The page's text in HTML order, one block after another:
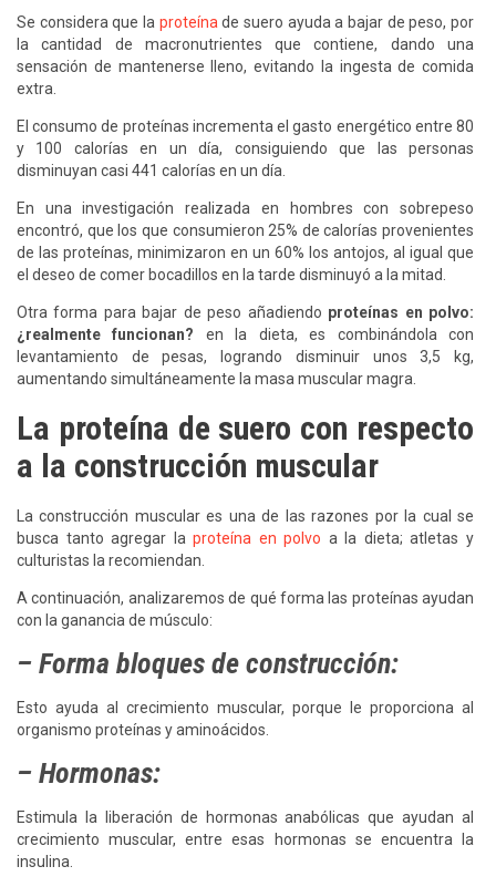
Se considera que la proteína de suero ayuda a bajar de peso, por
la cantidad de macronutrientes que contiene, dando una
sensación de mantenerse lleno, evitando la ingesta de comida
extra.
El consumo de proteínas incrementa el gasto energético entre 80
y 100 calorías en un día, consiguiendo que las personas
disminuyan casi 441 calorías en un día.
En una investigación realizada en hombres con sobrepeso
encontró, que los que consumieron 25% de calorías provenientes
de las proteínas, minimizaron en un 60% los antojos, al igual que
el deseo de comer bocadillos en la tarde disminuyó a la mitad.
Otra forma para bajar de peso añadiendo proteínas en polvo:
¿realmente funcionan? en la dieta, es combinándola con
levantamiento de pesas, logrando disminuir unos 3,5 kg,
aumentando simultáneamente la masa muscular magra.
La proteína de suero con respecto
a la construcción muscular
La construcción muscular es una de las razones por la cual se
busca tanto agregar la proteína en polvo a la dieta; atletas y
culturistas la recomiendan.
A continuación, analizaremos de qué forma las proteínas ayudan
con la ganancia de músculo:
– Forma bloques de construcción:
Esto ayuda al crecimiento muscular, porque le proporciona al
organismo proteínas y aminoácidos.
– Hormonas:
Estimula la liberación de hormonas anabólicas que ayudan al
crecimiento muscular, entre esas hormonas se encuentra la
insulina.